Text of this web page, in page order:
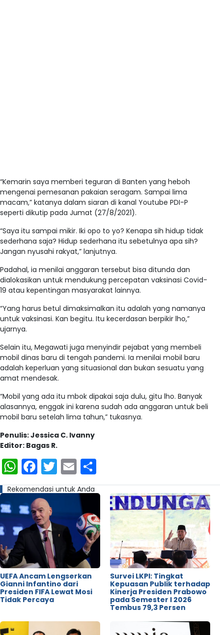
“Kemarin saya memberi teguran di Banten yang heboh
mengenai pemesanan pakaian seragam. Sampai lima
macam,” katanya dalam siaran di kanal Youtube PDI-P
seperti dikutip pada Jumat (27/8/2021).
“Saya itu sampai mikir. Iki opo to yo? Kenapa sih hidup tidak
sederhana saja? Hidup sederhana itu sebetulnya apa sih?
Jangan nyusahi rakyat,” lanjutnya.
Padahal, ia menilai anggaran tersebut bisa ditunda dan
dialokasikan untuk mendukung percepatan vaksinasi Covid-
19 atau kepentingan masyarakat lainnya.
“Yang harus betul dimaksimalkan itu adalah yang namanya
untuk vaksinasi. Kan begitu. Itu kecerdasan berpikir lho,”
ujarnya.
Selain itu, Megawati juga menyindir pejabat yang membeli
mobil dinas baru di tengah pandemi. Ia menilai mobil baru
adalah keperluan yang situasional dan bukan sesuatu yang
amat mendesak.
“Mobil yang ada itu mbok dipakai saja dulu, gitu lho. Banyak
alasannya, enggak ini karena sudah ada anggaran untuk beli
mobil baru setelah lima tahun,” tukasnya.
Penulis: Jessica C. Ivanny
Editor: Bagas R.
WhatsApp
Facebook
Twitter
Email
Rekomendasi untuk Anda
UEFA Ancam Lengserkan
Gianni Infantino dari
Presiden FIFA Lewat Mosi
Tidak Percaya
Survei LKPI: Tingkat
Kepuasan Publik terhadap
Kinerja Presiden Prabowo
pada Semester I 2026
Tembus 79,3 Persen